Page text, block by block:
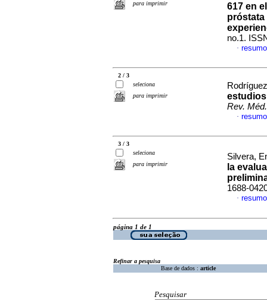
para imprimir
617 en
no.1.
·
2 / 3
seleciona
para imprimir
Rev.
·
3 / 3
seleciona
para imprimir
Silvera,
la
1688-
·
página 1 de 1
Refinar a pesquisa
Base de dados : article
Pesquisar